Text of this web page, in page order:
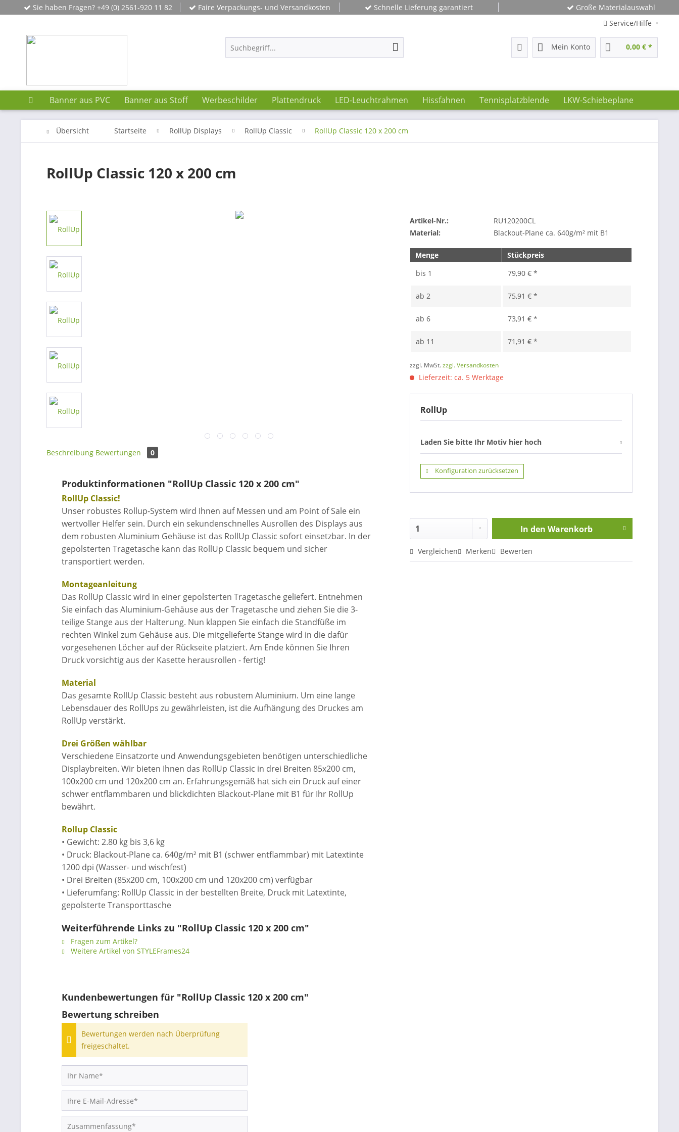
Sie haben Fragen? +49 (0) 2561-920 11 82 Faire Verpackungs- und Versandkosten Schnelle Lieferung garantiert
Große Materialauswahl
Service/Hilfe
Mein Konto 0,00 € *
Banner aus PVC Banner aus Stoff Werbeschilder Plattendruck LED-Leuchtrahmen Hissfahnen Tennisplatzblende LKW-Schiebeplane
Übersicht Startseite RollUp Displays RollUp Classic RollUp Classic 120 x 200 cm
RollUp Classic 120 x 200 cm
Beschreibung Bewertungen 0
Produktinformationen "RollUp Classic 120 x 200 cm"
RollUp Classic!
Unser robustes Rollup-System wird Ihnen auf Messen und am Point of Sale ein
wertvoller Helfer sein. Durch ein sekundenschnelles Ausrollen des Displays aus
dem robusten Aluminium Gehäuse ist das RollUp Classic sofort einsetzbar. In der
gepolsterten Tragetasche kann das RollUp Classic bequem und sicher
transportiert werden.
Montageanleitung
Das RollUp Classic wird in einer gepolsterten Tragetasche geliefert. Entnehmen
Sie einfach das Aluminium-Gehäuse aus der Tragetasche und ziehen Sie die 3-
teilige Stange aus der Halterung. Nun klappen Sie einfach die Standfüße im
rechten Winkel zum Gehäuse aus. Die mitgelieferte Stange wird in die dafür
vorgesehenen Löcher auf der Rückseite platziert. Am Ende können Sie Ihren
Druck vorsichtig aus der Kasette herausrollen - fertig!
Material
Das gesamte RollUp Classic besteht aus robustem Aluminium. Um eine lange
Lebensdauer des RollUps zu gewährleisten, ist die Aufhängung des Druckes am
RollUp verstärkt.
Drei Größen wählbar
Verschiedene Einsatzorte und Anwendungsgebieten benötigen unterschiedliche
Displaybreiten. Wir bieten Ihnen das RollUp Classic in drei Breiten 85x200 cm,
100x200 cm und 120x200 cm an. Erfahrungsgemäß hat sich ein Druck auf einer
schwer entflammbaren und blickdichten Blackout-Plane mit B1 für Ihr RollUp
bewährt.
Rollup Classic
• Gewicht: 2.80 kg bis 3,6 kg
• Druck: Blackout-Plane ca. 640g/m² mit B1 (schwer entflammbar) mit Latextinte
1200 dpi (Wasser- und wischfest)
• Drei Breiten (85x200 cm, 100x200 cm und 120x200 cm) verfügbar
• Lieferumfang: RollUp Classic in der bestellten Breite, Druck mit Latextinte,
gepolsterte Transporttasche
Weiterführende Links zu "RollUp Classic 120 x 200 cm"
Fragen zum Artikel?
Weitere Artikel von STYLEFrames24
Kundenbewertungen für "RollUp Classic 120 x 200 cm"
Bewertung schreiben
Bewertungen werden nach Überprüfung
freigeschaltet.
Artikel-Nr.:
RU120200CL
Material:
Blackout-Plane ca. 640g/m² mit B1
Menge
Stückpreis
bis 1 79,90 € *
ab2 75,91 € *
ab6 73,91 € *
ab 11 71,91 € *
zzgl. MwSt.zzgl. Versandkosten
Lieferzeit: ca. 5 Werktage
RollUp
Laden Sie bitte Ihr Motiv hier hoch
Konfiguration zurücksetzen
In den Warenkorb
Vergleichen Merken Bewerten